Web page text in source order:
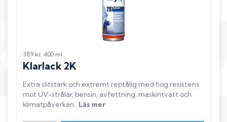
389 kr, 400 ml
Klarlack 2K
Extra slitstark och extremt reptålig med hög resistens
mot UV-strålar, bensin, avfettning, maskintvätt och
klimatpåverkan.. Läs mer